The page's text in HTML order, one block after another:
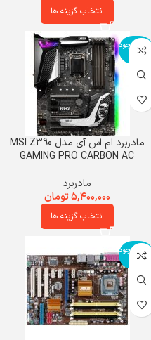
انتخاب گزینه ها
موجود
ی
مادربرد ام اس آی مدل MSI Z390
GAMING PRO CARBON AC
مادربرد
۵,۴۰۰,۰۰۰تومان
انتخاب گزینه ها
موجود
ی